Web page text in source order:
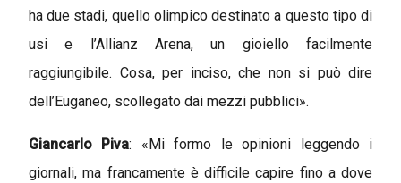
ha due stadi, quello olimpico destinato a questo tipo di
usi e l’Allianz Arena, un gioiello facilmente
raggiungibile. Cosa, per inciso, che non si può dire
dell’Euganeo, scollegato dai mezzi pubblici».
Giancarlo Piva: «Mi formo le opinioni leggendo i
giornali, ma francamente è difficile capire fino a dove